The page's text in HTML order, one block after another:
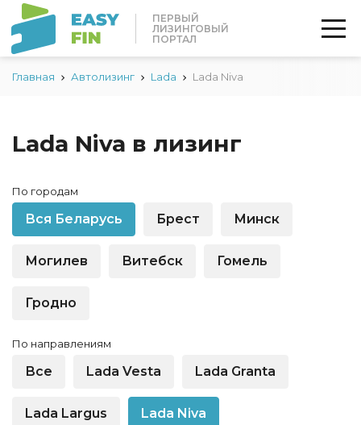
ПЕРВЫЙ
ЛИЗИНГОВЫЙ
ПОРТАЛ
Главная Автолизинг Lada Lada Niva
Lada Niva в лизинг
По городам
Вся Беларусь Брест Минск
Могилев Витебск Гомель
Гродно
По направлениям
Все Lada Vesta Lada Granta
Lada Largus Lada Niva